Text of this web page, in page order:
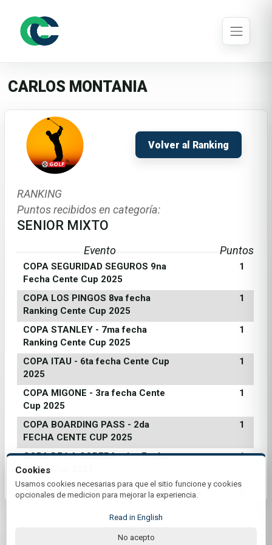
CARLOS MONTANIA
Volver al Ranking
RANKING
Puntos recibidos en categoría:
SENIOR MIXTO
Evento Puntos
COPA SEGURIDAD SEGUROS 9na
Fecha Cente Cup 2025
1
COPA LOS PINGOS 8va fecha
Ranking Cente Cup 2025
1
COPA STANLEY - 7ma fecha
Ranking Cente Cup 2025
1
COPA ITAU - 6ta fecha Cente Cup
2025
1
COPA MIGONE - 3ra fecha Cente
Cup 2025
1
COPA BOARDING PASS - 2da
FECHA CENTE CUP 2025
1
COPA DE LA SOBERA - 1ra Fecha
Cente Cup 2025
1
Total
© 2026 Club Centenario | by Plus+Golf
Cookies
Usamos cookies necesarias para que el sitio funcione y cookies
opcionales de medicion para mejorar la experiencia.
Read in English
No acepto